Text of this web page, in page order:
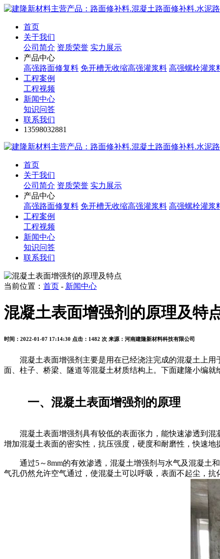
首页
关于我们
公司简介 资质荣誉 实力展示
产品中心
高强路面修复料 免开槽无收缩高强灌浆料 高强螺栓灌浆
工程案例
工程视频
新闻中心
知识问答
联系我们
13598032881
首页
关于我们
公司简介 资质荣誉 实力展示
产品中心
高强路面修复料 免开槽无收缩高强灌浆料 高强螺栓灌浆
工程案例
工程视频
新闻中心
知识问答
联系我们
当前位置： 首页 - 新闻中心
混凝土表面增强剂的原理及特
时间：2022-01-07 17:14:30 点击：1482 次 来源：河南建隆新材料科技有限公司
混凝土表面增强剂主要是用在已经浇注完成的混凝土上用
面、柱子、桥梁、隧道等混凝土材质结构上。下面建隆小编
一、混凝土表面增强剂的原理
混凝土表面增强剂具有较低的表面张力，能快速渗透到混
增加混凝土表面的密实性，抗压强度，硬度和耐磨性，快速地
通过5～8mm的有效渗透，混凝土增强剂与水气及混凝土和
气孔仍然允许空气通过，使混凝土可以呼吸，表面不起尘，抗